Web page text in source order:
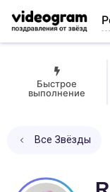
Быстрое
выполнение
Все Звёзды